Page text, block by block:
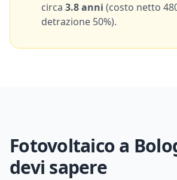
circa 3.8anni (costo netto
detrazione 50%).
Fotovoltaico a
devi sapere